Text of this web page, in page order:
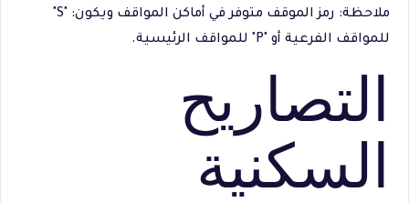
للمواقف الفرعية أو "P" للمواقف الرئيسية.
التصاريح
السكنية